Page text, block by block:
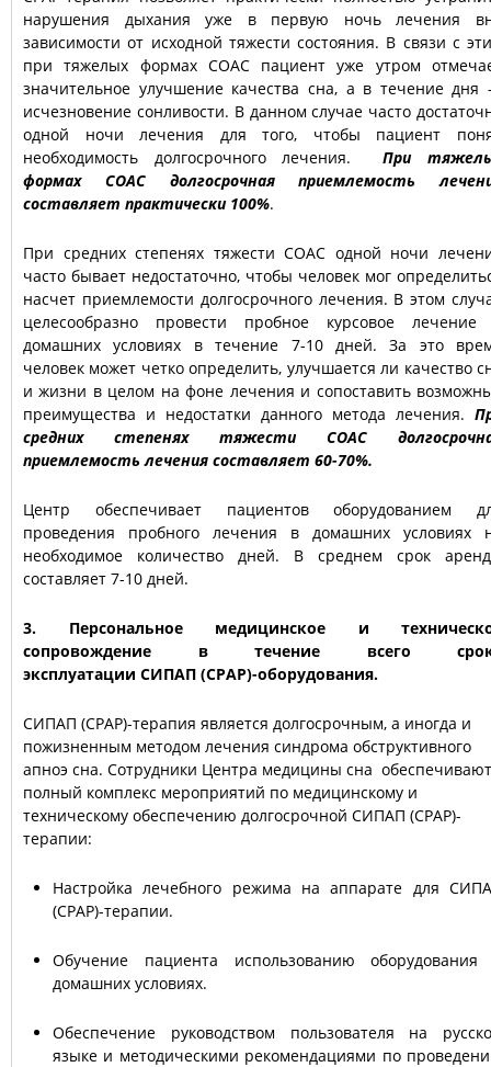
нарушения дыхания уже в первую ночь лечения
зависимости от исходной тяжести состояния. В связи с
при тяжелых формах СОАС пациент уже утром
значительное улучшение качества сна, а в течение
исчезновение сонливости. В данном случае часто
одной ночи лечения для того, чтобы пациент
необходимость долгосрочного лечения.При
формах СОАС долгосрочная приемлемость
составляет практически 100%.
При средних степенях тяжести СОАС одной ночи
часто бывает недостаточно, чтобы человек мог
насчет приемлемости долгосрочного лечения. В этом
целесообразно провести пробное курсовое
домашних условиях в течение 7-10 дней. За это
человек может четко определить, улучшается ли качество
и жизни в целом на фоне лечения и сопоставить
преимущества и недостатки данного метода лечения.
средних степенях тяжести СОАС
приемлемость лечения составляет 60-70%.
Центр обеспечивает пациентов оборудованием
проведения пробного лечения в домашних условиях
необходимое количество дней. В среднем срок
составляет 7-10 дней.
3. Персональное медицинское и
сопровождение в течение всего
эксплуатации СИПАП (CPAP)-оборудования.
СИПАП (СРАР)-терапия является долгосрочным, а иногда и
пожизненным методом лечения синдрома обструктивного
апноэ сна. Сотрудники Центра медицины сна обеспечивают
полный комплекс мероприятий по медицинскому и
техническому обеспечению долгосрочной СИПАП (CPAP)-
терапии:
Настройка лечебного режима на аппарате для
(CPAP)-терапии.
Обучение пациента использованию
домашних условиях.
Обеспечение руководством пользователя на
языке и методическими рекомендациями по